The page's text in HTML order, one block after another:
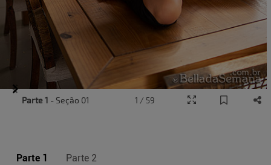
Parte 1 Parte 2
Item Parte 1 - Seção 01 1 / 59